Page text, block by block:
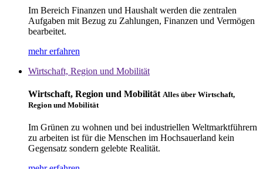
Im Bereich Finanzen und Haushalt werden die zentralen
Aufgaben mit Bezug zu Zahlungen, Finanzen und Vermögen
bearbeitet.
mehr erfahren
Wirtschaft, Region und Mobilität
Wirtschaft, Region und Mobilität Alles über Wirtschaft,
Region und Mobilität
Im Grünen zu wohnen und bei industriellen Weltmarktführern
zu arbeiten ist für die Menschen im Hochsauerland kein
Gegensatz sondern gelebte Realität.